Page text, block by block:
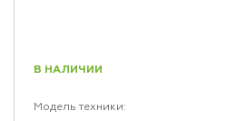
В НАЛИЧИИ
Модель техники: